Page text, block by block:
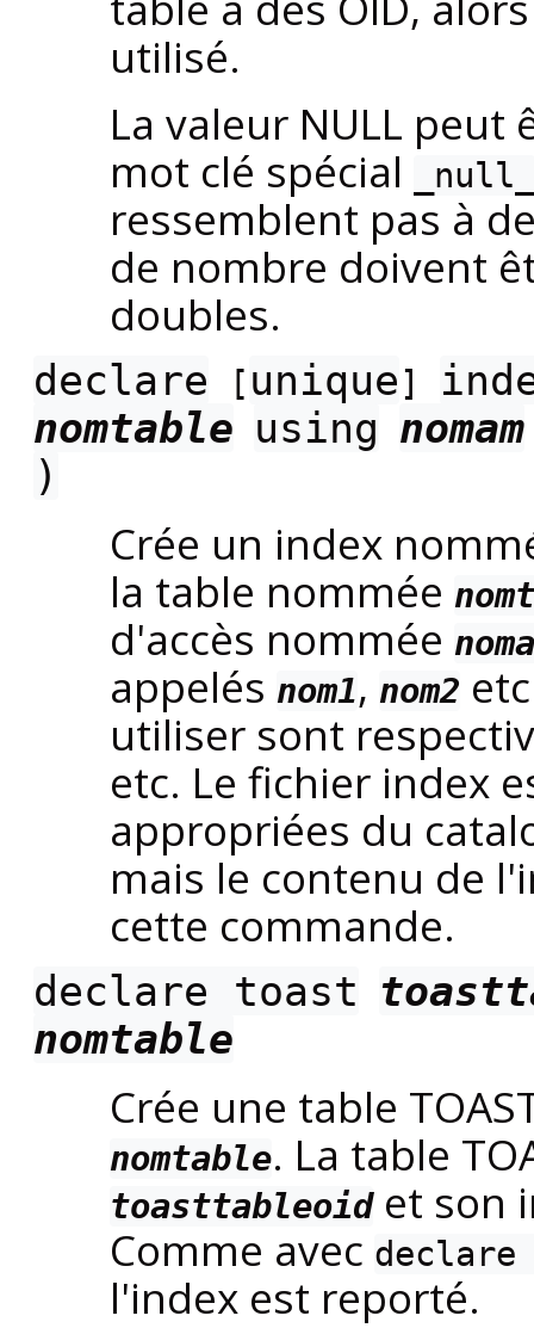
utilisé.
La valeur NULL
mot clé spécial
_null_
ressemblent pas à
de nombre doivent
doubles.
declare [ unique]
nomtable using nomam
)
Crée un index
la table nommée
d'accès nommée
appelés nom1, nom2
utiliser sont
etc. Le fichier index
appropriées du
mais le contenu de
cette commande.
declare toast
nomtable
Crée une table
nomtable. La table
toasttableoidet son
Comme avec declare
l'index est reporté.